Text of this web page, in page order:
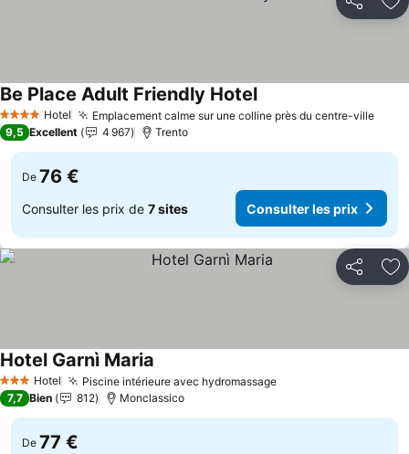
Partager
4 Étoiles Hotel Emplacement calme sur une colline près du centre-ville
Be Place Adult Friendly HotelConsulter les prix
9,5 Excellent 4 967 Trento
De 76 €
Consulter les prix de 7 sites Consulter les prix
Partager
3 ÉtoilesHotel Piscine intérieure avec hydromassageConsulter les prix
Hotel Garnì Maria
7,7 Bien 812 Monclassico
De 77 €